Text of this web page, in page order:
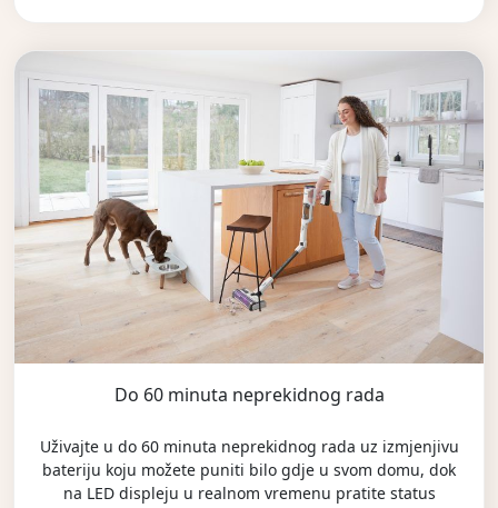
Do 60 minuta neprekidnog rada
Uživajte u do 60 minuta neprekidnog rada uz izmjenjivu
bateriju koju možete puniti bilo gdje u svom domu, dok
na LED displeju u realnom vremenu pratite status